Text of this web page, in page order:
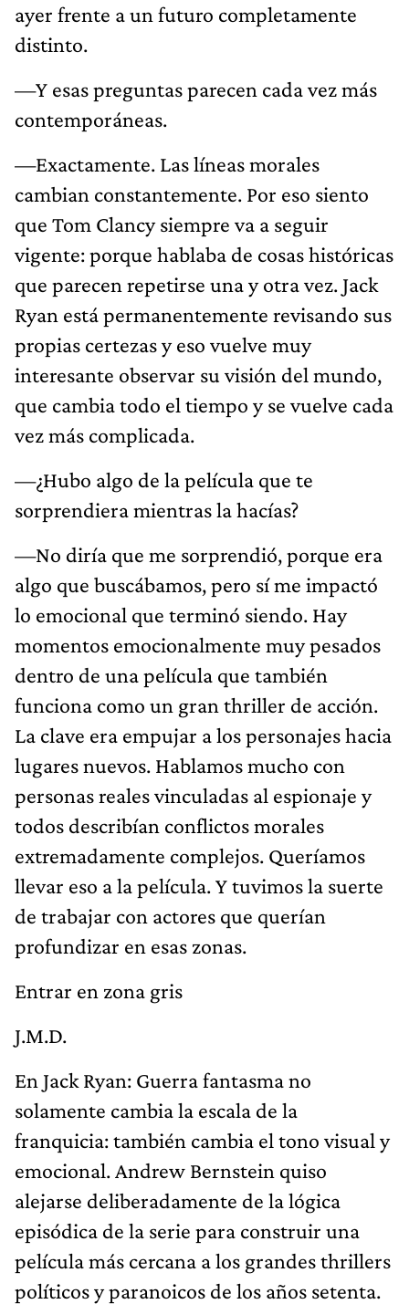
ayer frente a un futuro completamente
distinto.
—Y esas preguntas parecen cada vez más
contemporáneas.
—Exactamente. Las líneas morales
cambian constantemente. Por eso siento
que Tom Clancy siempre va a seguir
vigente: porque hablaba de cosas históricas
que parecen repetirse una y otra vez. Jack
Ryan está permanentemente revisando sus
propias certezas y eso vuelve muy
interesante observar su visión del mundo,
que cambia todo el tiempo y se vuelve cada
vez más complicada.
—¿Hubo algo de la película que te
sorprendiera mientras la hacías?
—No diría que me sorprendió, porque era
algo que buscábamos, pero sí me impactó
lo emocional que terminó siendo. Hay
momentos emocionalmente muy pesados
dentro de una película que también
funciona como un gran thriller de acción.
La clave era empujar a los personajes hacia
lugares nuevos. Hablamos mucho con
personas reales vinculadas al espionaje y
todos describían conflictos morales
extremadamente complejos. Queríamos
llevar eso a la película. Y tuvimos la suerte
de trabajar con actores que querían
profundizar en esas zonas.
Entrar en zona gris
J.M.D.
En Jack Ryan: Guerra fantasma no
solamente cambia la escala de la
franquicia: también cambia el tono visual y
emocional. Andrew Bernstein quiso
alejarse deliberadamente de la lógica
episódica de la serie para construir una
película más cercana a los grandes thrillers
políticos y paranoicos de los años setenta.